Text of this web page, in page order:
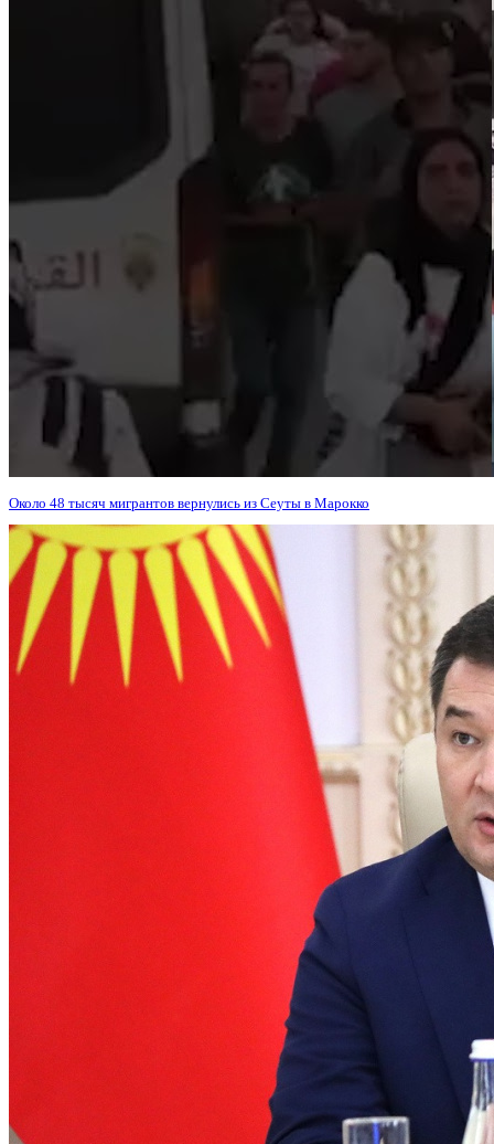
Около 48 тысяч мигрантов вернулись из Сеуты в Марокко